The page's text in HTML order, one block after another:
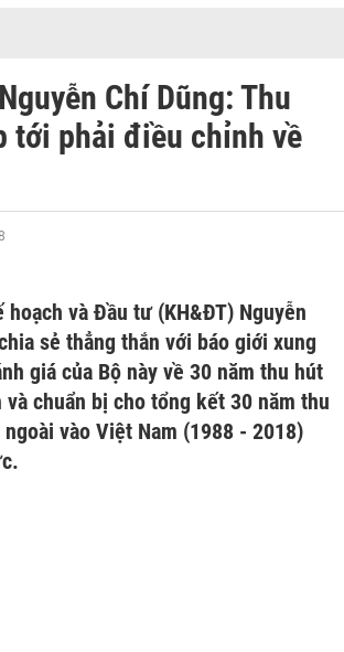
Chí Dũng: Thu
tới phải điều chỉnh về
hoạch và Đầu tư (KH&ĐT) Nguyễn
sẻ thẳng thắn với báo giới xung
giá của Bộ này về 30 năm thu hút
và chuẩn bị cho tổng kết 30 năm thu
vào Việt Nam (1988 - 2018)